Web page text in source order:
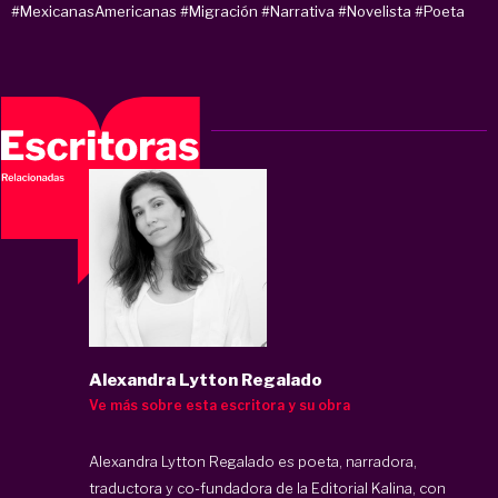
#MexicanasAmericanas #Migración #Narrativa #Novelista #Poeta
Alexandra Lytton Regalado
Ve más sobre esta escritora y su obra
Alexandra Lytton Regalado es poeta, narradora,
traductora y co-fundadora de la Editorial Kalina, con